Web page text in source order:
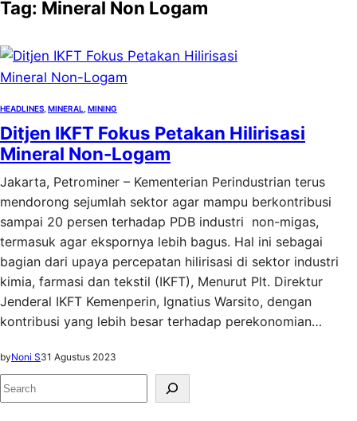
Tag: Mineral Non Logam
HEADLINES MINERAL MINING
Ditjen IKFT Fokus Petakan Hilirisasi
Mineral Non-Logam
Jakarta, Petrominer – Kementerian Perindustrian terus
mendorong sejumlah sektor agar mampu berkontribusi
sampai 20 persen terhadap PDB industri non-migas,
termasuk agar ekspornya lebih bagus. Hal ini sebagai
bagian dari upaya percepatan hilirisasi di sektor industri
kimia, farmasi dan tekstil (IKFT), Menurut Plt. Direktur
Jenderal IKFT Kemenperin, Ignatius Warsito, dengan
kontribusi yang lebih besar terhadap perekonomian…
byNoni S31 Agustus 2023
S
e